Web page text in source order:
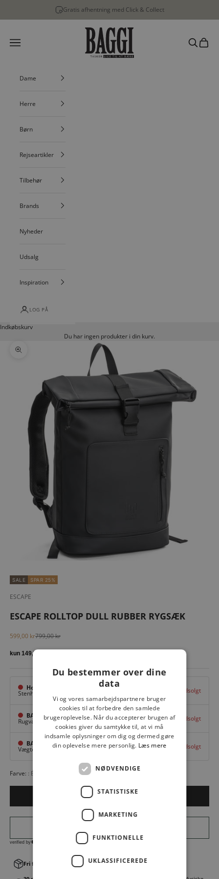
Gratis afhentning med Click & Collect
BAGGI
Menu
Søg
Dame
Herre
Børn
Rejseartikler
Tilbehør
Brands
Nyheder
Udsalg
Inspiration
LOG PÅ
Indkøbskurv
Du har ingen produkter i din kurv.
Zoom
SALE SPAR 25%
ESCAPE
ESCAPE ROLLTOP DULL RUBBER RYGSÆK
Salgspris
599,00 krNormalpris
799,00 kr
Hovedlager
Stenhuggervej 10, Udsolgt
BAGGI Tarup Center
Rugvang 36,Odense NV Udsolgt
BAGGI Nyborg
Vægtergade 1, Nyborg Udsolgt
Farve: BLACK
Udsolgt
Fri fragt v. køb over 499,00 kr.│Levering 1-3 hverdage
Du bestemmer over dine
data
Vi og vores samarbejdspartnere bruger
cookies til at forbedre den samlede
brugeroplevelse. Når du accepterer brugen af
cookies giver du samtykke til, at vi må
indsamle oplysninger om dig og dermed gøre
din oplevelse mere personlig. Læs mere
NØDVENDIGE
STATISTISKE
MARKETING
FUNKTIONELLE
UKLASSIFICEREDE